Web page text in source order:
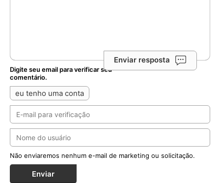
Enviar resposta
Digite seu email para verificar seu
comentário.
eu tenho uma conta
Não enviaremos nenhum e-mail de marketing ou solicitação.
Enviar